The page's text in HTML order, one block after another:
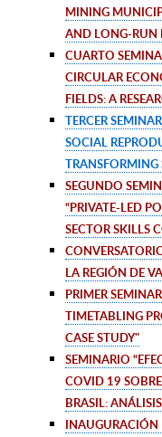
MINING
AND LONG-RUN
CUARTO
CIRCULAR
FIELDS: A
TERCER
SOCIAL
TRANSFORMING
SEGUNDO
“PRIVATE-LED
SECTOR SKILLS
LA REGIÓN DE
PRIMER
TIMETABLING
CASE STUDY"
SEMINARIO
COVID 19
BRASIL:
INAUGURACIÓN